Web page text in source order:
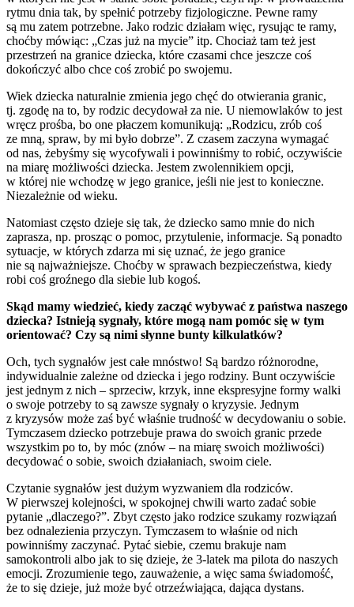
rytmu dnia tak, by spełnić potrzeby fizjologiczne. Pewne ramy
są mu zatem potrzebne. Jako rodzic działam więc, rysując te ramy,
choćby mówiąc: „Czas już na mycie” itp. Chociaż tam też jest
przestrzeń na granice dziecka, które czasami chce jeszcze coś
dokończyć albo chce coś zrobić po swojemu.
Wiek dziecka naturalnie zmienia jego chęć do otwierania granic,
tj. zgodę na to, by rodzic decydował za nie. U niemowlaków to jest
wręcz prośba, bo one płaczem komunikują: „Rodzicu, zrób coś
ze mną, spraw, by mi było dobrze”. Z czasem zaczyna wymagać
od nas, żebyśmy się wycofywali i powinniśmy to robić, oczywiście
na miarę możliwości dziecka. Jestem zwolennikiem opcji,
w której nie wchodzę w jego granice, jeśli nie jest to konieczne.
Niezależnie od wieku.
Natomiast często dzieje się tak, że dziecko samo mnie do nich
zaprasza, np. prosząc o pomoc, przytulenie, informacje. Są ponadto
sytuacje, w których zdarza mi się uznać, że jego granice
nie są najważniejsze. Choćby w sprawach bezpieczeństwa, kiedy
robi coś groźnego dla siebie lub kogoś.
Skąd mamy wiedzieć, kiedy zacząć wybywać z państwa naszego
dziecka? Istnieją sygnały, które mogą nam pomóc się w tym
orientować? Czy są nimi słynne bunty kilkulatków?
Och, tych sygnałów jest całe mnóstwo! Są bardzo różnorodne,
indywidualnie zależne od dziecka i jego rodziny. Bunt oczywiście
jest jednym z nich – sprzeciw, krzyk, inne ekspresyjne formy walki
o swoje potrzeby to są zawsze sygnały o kryzysie. Jednym
z kryzysów może zaś być właśnie trudność w decydowaniu o sobie.
Tymczasem dziecko potrzebuje prawa do swoich granic przede
wszystkim po to, by móc (znów – na miarę swoich możliwości)
decydować o sobie, swoich działaniach, swoim ciele.
Czytanie sygnałów jest dużym wyzwaniem dla rodziców.
W pierwszej kolejności, w spokojnej chwili warto zadać sobie
pytanie „dlaczego?”. Zbyt często jako rodzice szukamy rozwiązań
bez odnalezienia przyczyn. Tymczasem to właśnie od nich
powinniśmy zaczynać. Pytać siebie, czemu brakuje nam
samokontroli albo jak to się dzieje, że 3-latek ma pilota do naszych
emocji. Zrozumienie tego, zauważenie, a więc sama świadomość,
że to się dzieje, już może być otrzeźwiająca, dająca dystans.